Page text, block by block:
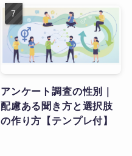
アンケート調査の性別｜
配慮ある聞き方と選択肢
の作り方【テンプレ付】